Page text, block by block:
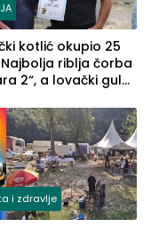
kotlić okupio 25
riblja čorba
2“, a lovački gulaš
i zdravlje